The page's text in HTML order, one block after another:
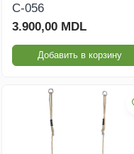
C-056
3.900,00 MDL
Добавить в корзину